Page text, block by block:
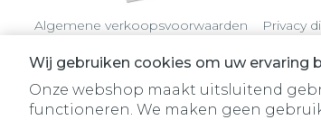
Wij gebruiken cookies om uw ervaring
Onze webshop maakt uitsluitend
functioneren. We maken geen
Algemene verkoopsvoorwaarden Privacy